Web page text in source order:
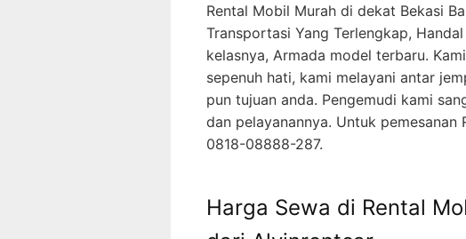
Rental Mobil Murah di dekat Bekasi
Transportasi Yang Terlengkap,
kelasnya, Armada model terbaru.
sepenuh hati, kami melayani antar
pun tujuan anda. Pengemudi kami
dan pelayanannya. Untuk
0818-08888-287.
Harga Sewa di Rental